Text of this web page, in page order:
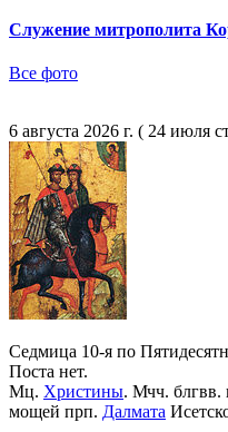
Служение митрополита
Все фото
6 августа 2026 г. ( 24 июля
Седмица 10-я по
Поста нет.
Мц. Христины. Мчч. блгвв.
мощей прп. Далмата